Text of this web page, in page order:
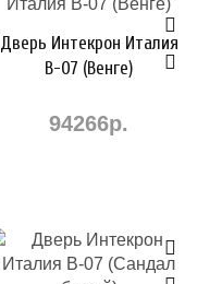
Дверь Интекрон Италия
В-07 (Венге)
94266р.